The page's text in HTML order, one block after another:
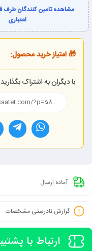
مشاهده تامین کنندگان طرف
اعتباری
🎁 امتیاز خرید محصول:
با دیگران به اشتراک بگذارید
آماده ارسال
گزارش نادرستی مشخصات
ارتباط با